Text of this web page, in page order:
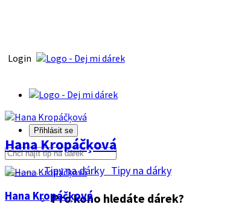
Login
Přihlásit se
Tipy na dárky Tipy na dárky
Pro koho hledáte dárek?
Hana Kropáčķová
Hana Kropáčķová